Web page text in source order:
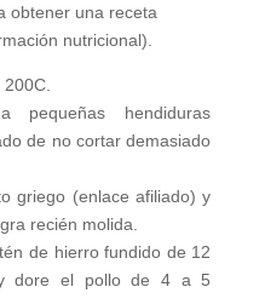
obtener una receta
nutricional).
hendiduras
de no cortar demasiado
griego (enlace afiliado) y
recién molida.
de hierro fundido de 12
y dore el pollo de 4 a 5